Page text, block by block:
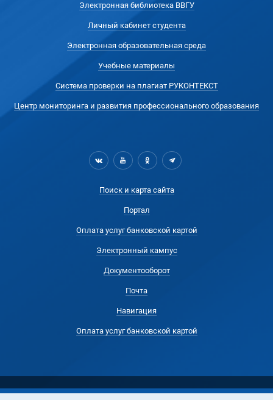
Электронная библиотека ВВГУ
Личный кабинет студента
Электронная образовательная среда
Учебные материалы
Система проверки на плагиат РУКОНТЕКСТ
Центр мониторинга и развития профессионального образования
Поиск и карта сайта
Портал
Оплата услуг банковской картой
Электронный кампус
Документооборот
Почта
Навигация
Оплата услуг банковской картой